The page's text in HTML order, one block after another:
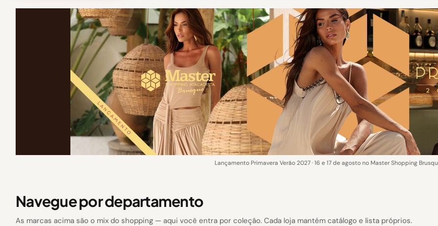
Lançamento Primavera Verão 2027 · 16 e 17 de agosto no Master Shopping
Navegue por departamento
As marcas acima são o mix do shopping — aqui você entra por coleção. Cada loja mantém catálogo e lista próprios.